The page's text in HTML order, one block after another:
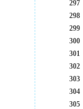
297
298
299
300
301
302
303
304
305